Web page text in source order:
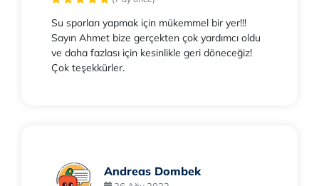
Su sporları yapmak için mükemmel bir yer!!!
Sayın Ahmet bize gerçekten çok yardımcı oldu
ve daha fazlası için kesinlikle geri döneceğiz!
Çok teşekkürler.
Andreas Dombek